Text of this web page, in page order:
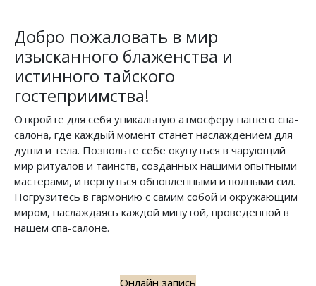
Добро пожаловать в мир
изысканного блаженства и
истинного тайского
гостеприимства!
Откройте для себя уникальную атмосферу нашего спа-
салона, где каждый момент станет наслаждением для
души и тела. Позвольте себе окунуться в чарующий
мир ритуалов и таинств, созданных нашими опытными
мастерами, и вернуться обновленными и полными сил.
Погрузитесь в гармонию с самим собой и окружающим
миром, наслаждаясь каждой минутой, проведенной в
нашем спа-салоне.
Онлайн запись